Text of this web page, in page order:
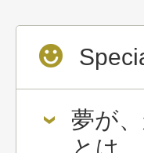
夢が